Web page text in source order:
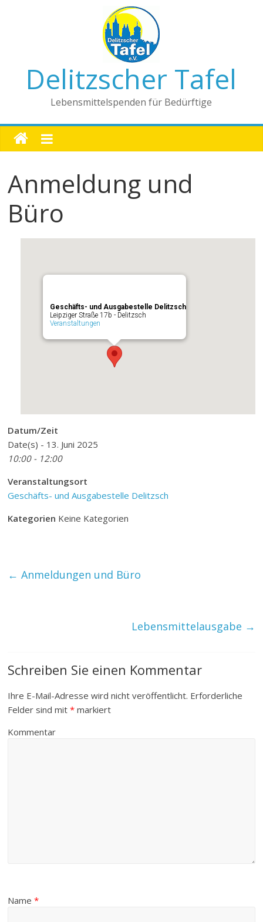
Delitzscher Tafel
Lebensmittelspenden für Bedürftige
Anmeldung und
Büro
Geschäfts- und Ausgabestelle Delitzsch
Leipziger Straße 17b - Delitzsch
Veranstaltungen
Datum/Zeit
Date(s) - 13. Juni 2025
10:00 - 12:00
Veranstaltungsort
Geschäfts- und Ausgabestelle Delitzsch
Kategorien Keine Kategorien
← Anmeldungen und Büro
Lebensmittelausgabe →
Schreiben Sie einen Kommentar
Ihre E-Mail-Adresse wird nicht veröffentlicht. Erforderliche
Felder sind mit* markiert
Kommentar
Name*